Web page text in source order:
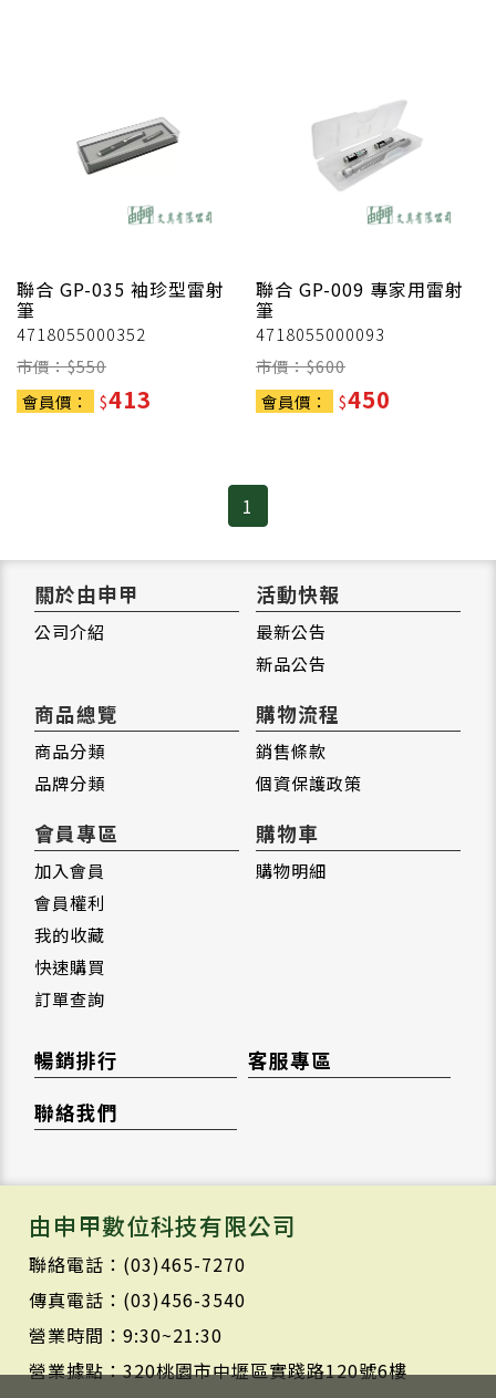
聯合 GP-035 袖珍型雷射
筆
4718055000352
市價：$550
會員價：
$413
聯合 GP-009 專家用雷射
筆
4718055000093
市價：$600
會員價：
$450
1
關於由申甲
公司介紹
活動快報
最新公告
新品公告
商品總覽
商品分類
品牌分類
購物流程
銷售條款
個資保護政策
會員專區
加入會員
會員權利
我的收藏
快速購買
訂單查詢
購物車
購物明細
暢銷排行
客服專區
聯絡我們
由申甲數位科技有限公司
聯絡電話：(03)465-7270
傳真電話：(03)456-3540
營業時間：9:30~21:30
營業據點：320桃園市中壢區實踐路120號6樓